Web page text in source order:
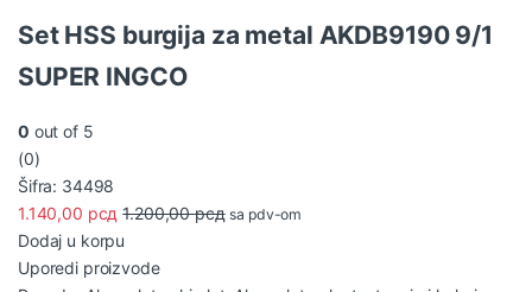
t
C
r
o
u
s
Set HSS burgija za metal AKDB9190 9/1
SUPER INGCO
0 out of 5
(0)
Šifra: 34498
1.140,00 рсд 1.200,00рсд sa pdv-om
Dodaj u korpu
Uporedi proizvode